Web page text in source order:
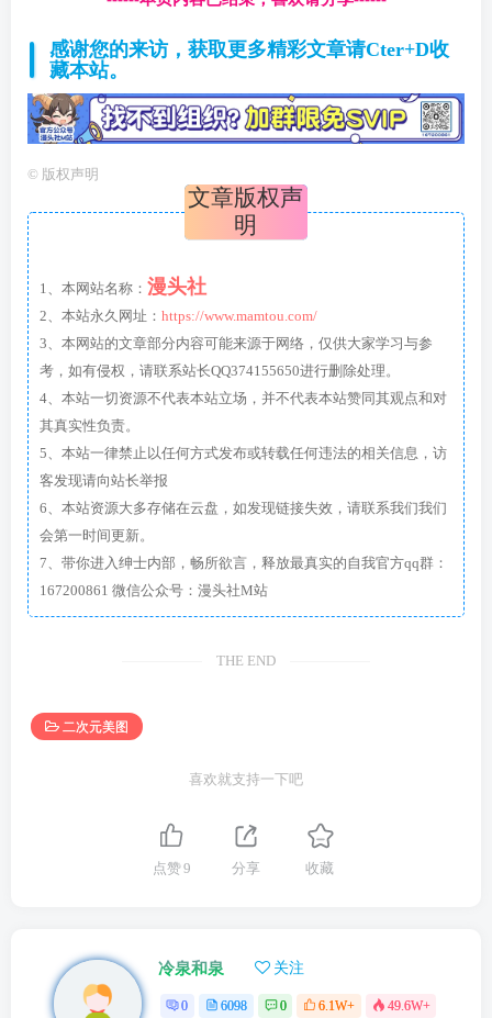
感谢您的来访，获取更多精彩文章请Cter+D收
藏本站。
© 版权声明
文章版权声
明
1、本网站名称： 漫头社
2、本站永久网址： https://www.mamtou.com/
3、本网站的文章部分内容可能来源于网络，仅供大家学习与参
考，如有侵权，请联系站长QQ374155650进行删除处理。
4、本站一切资源不代表本站立场，并不代表本站赞同其观点和对
其真实性负责。
5、本站一律禁止以任何方式发布或转载任何违法的相关信息，访
客发现请向站长举报
6、本站资源大多存储在云盘，如发现链接失效，请联系我们我们
会第一时间更新。
7、带你进入绅士内部，畅所欲言，释放最真实的自我官方qq群：
167200861 微信公众号：漫头社M站
THE END
二次元美图
喜欢就支持一下吧
点赞9 分享 收藏
冷泉和泉 关注
0 6098 0 6.1W+ 49.6W+